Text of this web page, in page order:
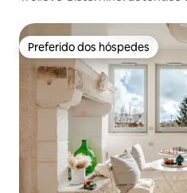
Preferido dos hóspedes
Preferido dos hóspedes